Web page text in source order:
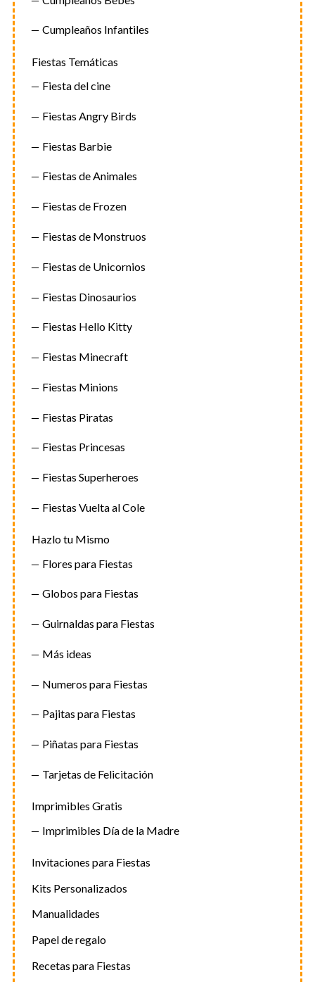
Cumpleaños Infantiles
Fiestas Temáticas
Fiesta del cine
Fiestas Angry Birds
Fiestas Barbie
Fiestas de Animales
Fiestas de Frozen
Fiestas de Monstruos
Fiestas de Unicornios
Fiestas Dinosaurios
Fiestas Hello Kitty
Fiestas Minecraft
Fiestas Minions
Fiestas Piratas
Fiestas Princesas
Fiestas Superheroes
Fiestas Vuelta al Cole
Hazlo tu Mismo
Flores para Fiestas
Globos para Fiestas
Guirnaldas para Fiestas
Más ideas
Numeros para Fiestas
Pajitas para Fiestas
Piñatas para Fiestas
Tarjetas de Felicitación
Imprimibles Gratis
Imprimibles Día de la Madre
Invitaciones para Fiestas
Kits Personalizados
Manualidades
Papel de regalo
Recetas para Fiestas